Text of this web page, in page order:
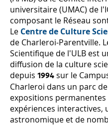
universitaire (UMAC) de
composant le Réseau
Le Centre de Culture
de Charleroi-Parentville.
Scientifique de l'ULB est
diffusion de la culture
depuis 1994 sur le
Charleroi dans un parc
expositions
expériences interactives,
astronomique et de